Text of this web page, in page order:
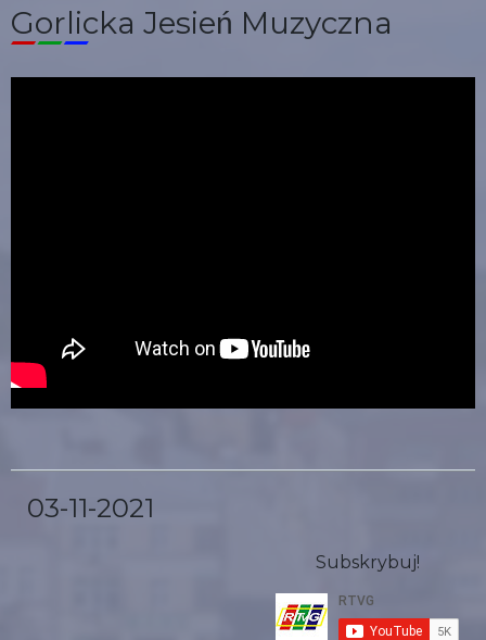
Gorlicka Jesień Muzyczna
03-11-2021
Subskrybuj!